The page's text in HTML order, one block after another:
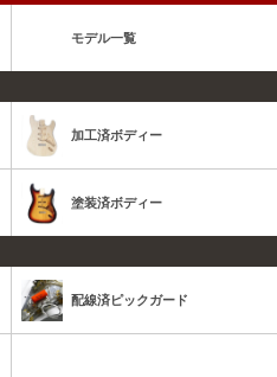
モデル一覧
加工済ボディー
塗装済ボディー
配線済ピックガード